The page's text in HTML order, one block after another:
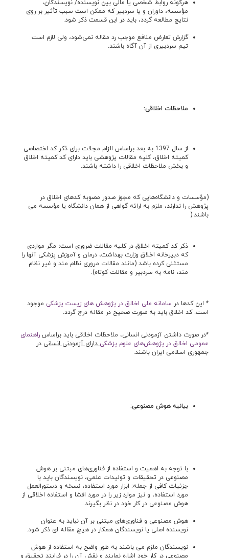
هرگونه روابط شخصی یا مالی بین نویسنده/ نویسندگان،
مؤسسه، داوران و یا سردبیر که ممکن است سبب تأثیر بر روی
نتایج مطالعه گردد، باید در این قسمت ذکر شود.
گزارش تعارض منافع موجب رد مقاله نمی‌شود، ولی لازم است
تیم سردبیری از آن آگاه باشند.
ملاحظات اخلاقی:
از سال 1397 به بعد براساس الزام مجلات برای ذکر کد اختصاصی
کمیته اخلاق، کلیه مقالات پژوهشی باید دارای کد کمیته اخلاق
و بخش ملاحظات اخلاقی را داشته باشند.
(مؤسسات و دانشگاه‌هایی که مجوز صدور مصوبه کدهای اخلاق در
پژوهش را ندارند، ملزم به ارائه گواهی از همان دانشگاه یا مؤسسه می
باشند.(
ذکر کد کمیته اخلاق در کلیه مقالات ضروری است؛ مگر مواردی
که دبیرخانه اخلاق وزارت بهداشت، درمان و آموزش پزشکی آن­ها را
مستثنی کرده باشد (مانند مقالات مروری نظام مند و غیر نظام
مند، نامه به سردبیر و مقالات کوتاه).
* این کدها در سامانه ملی اخلاق در پژوهش های زیست پزشکی موجود
است. کد اخلاق باید به صورت صحیح در مقاله درج گردد.
*در صورت داشتن آزمودنی انسانی، ملاحظات اخلاقی باید براساس راهنمای
عمومی اخلاق در پژوهش‌های علوم پزشکی دارای آزمودنی انسانی در
جمهوری اسلامی ایران باشند.
بیانیه هوش مصنوعی:
با توجه به اهمیت و استفاده از فناوری‌های مبتنی بر هوش
مصنوعی در تحقیقات و تولیدات علمی، نویسندگان باید با
جزئیات کافی از جمله: ابزار مورد استفاده، نسخه و دستورالعمل
مورد استفاده، و نیز موارد زیر را در مورد افشا و استفاده اخلاقی از
هوش مصنوعی در کار خود در نظر بگیرند.
هوش مصنوعی و فناوری‌های مبتنی بر آن نباید به عنوان
نویسنده‌ اصلی یا نویسندگان همکار در هیچ مقاله ای ذکر شود.
نویسندگان ملزم می باشند به طور واضح به استفاده از هوش
مصنوعی در کار خود اشاره نمایند و نقش آن را در فرایند تحقیق و